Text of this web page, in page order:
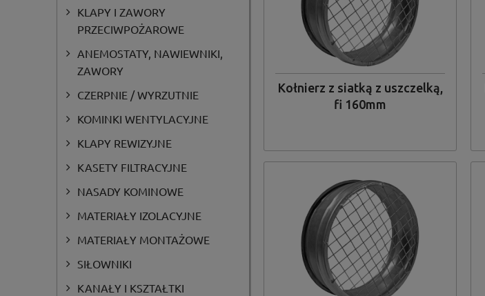
KLAPY I ZAWORY
PRZECIWPOŻAROWE
ANEMOSTATY, NAWIEWNIKI,
ZAWORY
CZERPNIE / WYRZUTNIE
KOMINKI WENTYLACYJNE
KLAPY REWIZYJNE
KASETY FILTRACYJNE
NASADY KOMINOWE
MATERIAŁY IZOLACYJNE
MATERIAŁY MONTAŻOWE
SIŁOWNIKI
KANAŁY I KSZTAŁTKI
Kołnierz z siatką z uszczelką,
fi 160mm